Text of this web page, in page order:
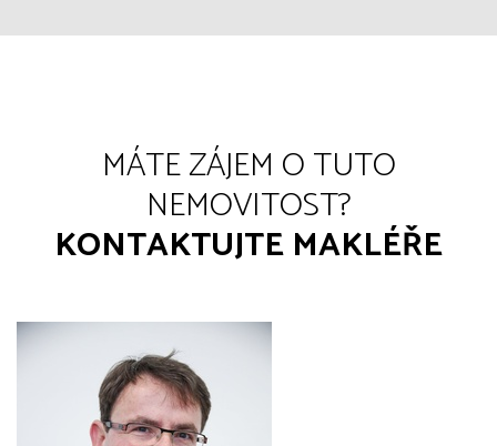
MÁTE ZÁJEM O TUTO
NEMOVITOST?
KONTAKTUJTE MAKLÉŘE